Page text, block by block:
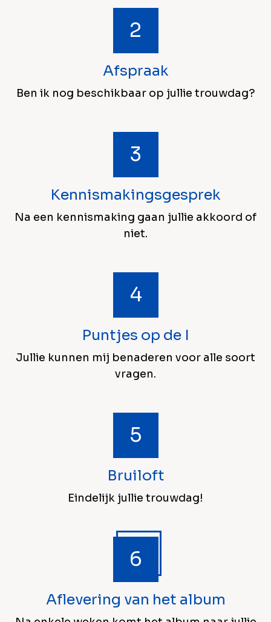
Afspraak
Ben ik nog beschikbaar op jullie trouwdag?
Kennismakingsgesprek
Na een kennismaking gaan jullie akkoord of
niet.
Puntjes op de I
Jullie kunnen mij benaderen voor alle soort
vragen.
Bruiloft
Eindelijk jullie trouwdag!
Aflevering van het album